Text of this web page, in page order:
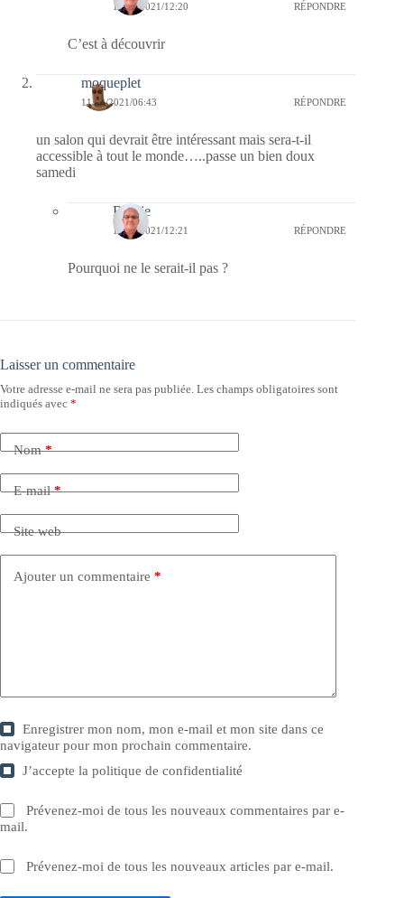
12/12/2021/12:20 RÉPONDRE
C’est à découvrir
moqueplet
11/12/2021/06:43 RÉPONDRE
un salon qui devrait être intéressant mais sera-t-il
accessible à tout le monde…..passe un bien doux
samedi
Bernie
12/12/2021/12:21 RÉPONDRE
Pourquoi ne le serait-il pas ?
Laisser un commentaire
Votre adresse e-mail ne sera pas publiée. Les champs obligatoires sont
indiqués avec *
Nom*
E-mail*
Site web
Ajouter un commentaire *
Enregistrer mon nom, mon e-mail et mon site dans ce
navigateur pour mon prochain commentaire.
J’accepte lapolitique de confidentialité
Prévenez-moi de tous les nouveaux commentaires par e-
mail.
Prévenez-moi de tous les nouveaux articles par e-mail.